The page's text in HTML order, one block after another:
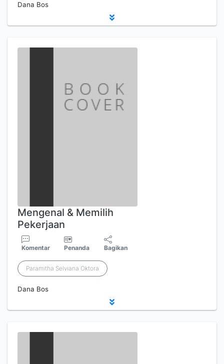
Dana Bos
Mengenal & Memilih
Pekerjaan
Komentar Penanda Bagikan
Paramitha Selviana Oktora
Dana Bos